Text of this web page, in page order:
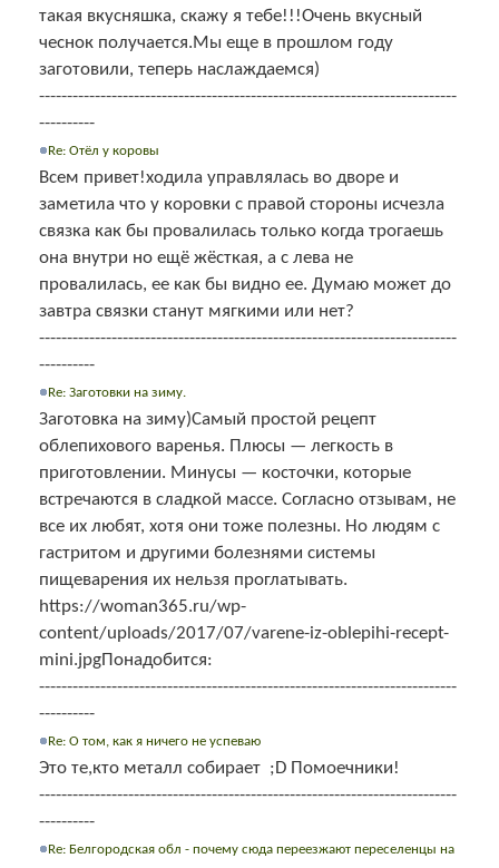
такая вкусняшка, скажу я тебе!!!Очень вкусный
чеснок получается.Мы еще в прошлом году
заготовили, теперь наслаждаемся)
---------------------------------------------------------------------------
----------
Re: Отёл у коровы
Всем привет!ходила управлялась во дворе и
заметила что у коровки с правой стороны исчезла
связка как бы провалилась только когда трогаешь
она внутри но ещё жёсткая, а с лева не
провалилась, ее как бы видно ее. Думаю может до
завтра связки станут мягкими или нет?
---------------------------------------------------------------------------
----------
Re: Заготовки на зиму.
Заготовка на зиму)Самый простой рецепт
облепихового варенья. Плюсы — легкость в
приготовлении. Минусы — косточки, которые
встречаются в сладкой массе. Согласно отзывам, не
все их любят, хотя они тоже полезны. Но людям с
гастритом и другими болезнями системы
пищеварения их нельзя проглатывать.
https://woman365.ru/wp-
content/uploads/2017/07/varene-iz-oblepihi-recept-
mini.jpgПонадобится:
---------------------------------------------------------------------------
----------
Re: О том, как я ничего не успеваю
Это те,кто металл собирает ;D Помоечники!
---------------------------------------------------------------------------
----------
Re: Белгородская обл - почему сюда переезжают переселенцы на